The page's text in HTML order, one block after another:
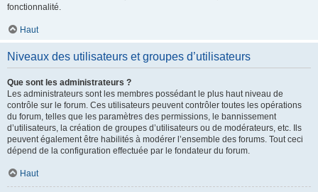
fonctionnalité.
Haut
Niveaux des utilisateurs et groupes d’utilisateurs
Que sont les administrateurs ?
Les administrateurs sont les membres possédant le plus haut niveau de
contrôle sur le forum. Ces utilisateurs peuvent contrôler toutes les opérations
du forum, telles que les paramètres des permissions, le bannissement
d’utilisateurs, la création de groupes d’utilisateurs ou de modérateurs, etc. Ils
peuvent également être habilités à modérer l’ensemble des forums. Tout ceci
dépend de la configuration effectuée par le fondateur du forum.
Haut